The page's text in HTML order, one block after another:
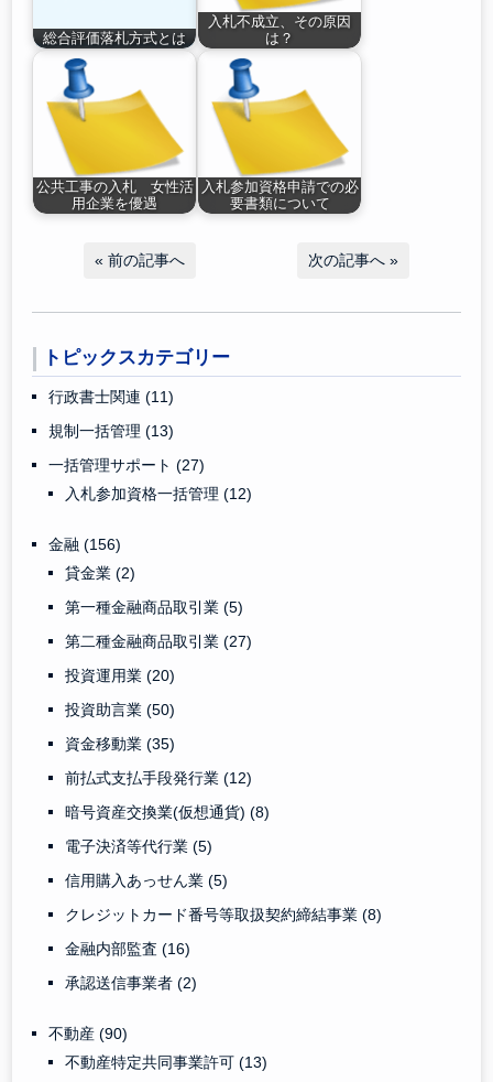
総合評価落札方式とは
入札不成立、その原因
は？
公共工事の入札 女性活
用企業を優遇
入札参加資格申請での必
要書類について
« 前の記事へ 次の記事へ »
トピックスカテゴリー
行政書士関連(11)
規制一括管理(13)
一括管理サポート(27)
入札参加資格一括管理(12)
金融(156)
貸金業(2)
第一種金融商品取引業(5)
第二種金融商品取引業(27)
投資運用業(20)
投資助言業(50)
資金移動業(35)
前払式支払手段発行業(12)
暗号資産交換業(仮想通貨)(8)
電子決済等代行業(5)
信用購入あっせん業(5)
クレジットカード番号等取扱契約締結事業(8)
金融内部監査(16)
承認送信事業者(2)
不動産(90)
不動産特定共同事業許可(13)